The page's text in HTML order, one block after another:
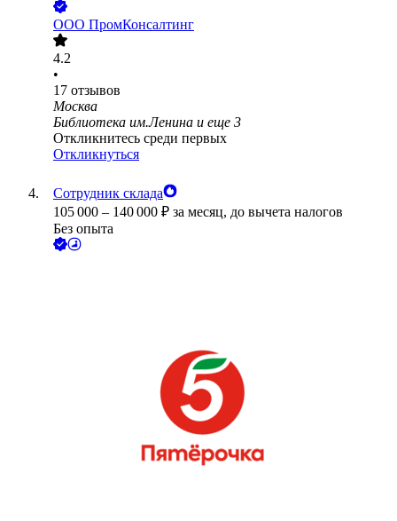
ООО ПромКонсалтинг
4.2
•
17 отзывов
Москва
Библиотека им.Ленина и еще 3
Откликнитесь среди первых
Откликнуться
Сотрудник склада
105 000 – 140 000 ₽ за месяц, до вычета налогов
Без опыта